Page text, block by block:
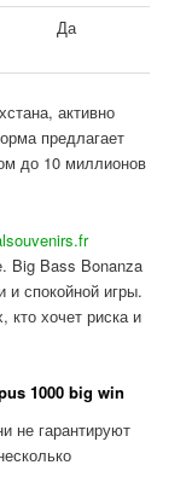
Да
активно
предлагает
до 10 миллионов
Big Bass Bonanza
спокойной игры.
кто хочет риска и
1000 big win
не гарантируют